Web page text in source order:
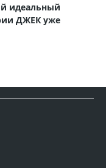
идеальный
ДЖЕК уже